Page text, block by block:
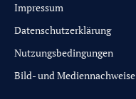
Impressum
Datenschutzerklärung
Nutzungsbedingungen
Bild- und Mediennachweise